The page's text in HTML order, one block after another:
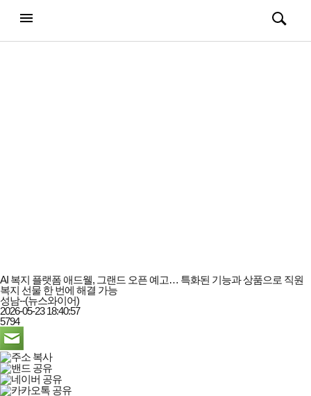
전체메뉴
열기/
검색
열기/
AI 복지 플랫폼 애드웰, 그랜드 오픈 예고… 특화된 기능과 상품으로 직원
복지 선물 한 번에 해결 가능
성남--(뉴스와이어)
2026-05-23 18:40:57
5794